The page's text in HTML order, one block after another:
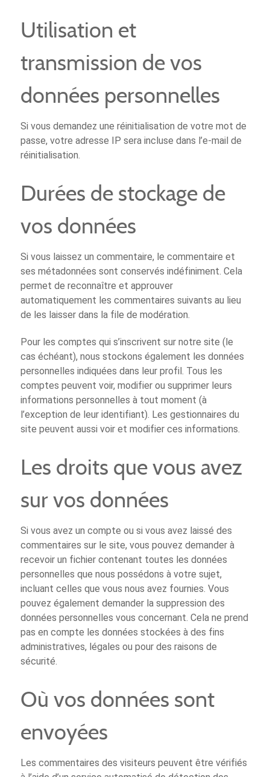
Utilisation et
transmission de vos
données personnelles
Si vous demandez une réinitialisation de votre mot de
passe, votre adresse IP sera incluse dans l’e-mail de
réinitialisation.
Durées de stockage de
vos données
Si vous laissez un commentaire, le commentaire et
ses métadonnées sont conservés indéfiniment. Cela
permet de reconnaître et approuver
automatiquement les commentaires suivants au lieu
de les laisser dans la file de modération.
Pour les comptes qui s’inscrivent sur notre site (le
cas échéant), nous stockons également les données
personnelles indiquées dans leur profil. Tous les
comptes peuvent voir, modifier ou supprimer leurs
informations personnelles à tout moment (à
l’exception de leur identifiant). Les gestionnaires du
site peuvent aussi voir et modifier ces informations.
Les droits que vous avez
sur vos données
Si vous avez un compte ou si vous avez laissé des
commentaires sur le site, vous pouvez demander à
recevoir un fichier contenant toutes les données
personnelles que nous possédons à votre sujet,
incluant celles que vous nous avez fournies. Vous
pouvez également demander la suppression des
données personnelles vous concernant. Cela ne prend
pas en compte les données stockées à des fins
administratives, légales ou pour des raisons de
sécurité.
Où vos données sont
envoyées
Les commentaires des visiteurs peuvent être vérifiés